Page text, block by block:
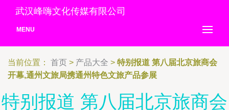
武汉峰嗨文化传媒有限公司
MENU
当前位置： 首页 > 产品大全 > 特别报道 第八届北京旅商会
开幕,通州文旅局携通州特色文旅产品参展
特别报道 第八届北京旅商会